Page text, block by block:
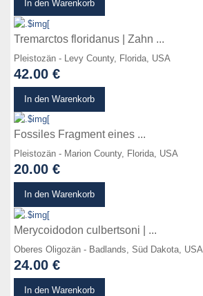
In den Warenkorb
Tremarctos floridanus | Zahn ...
Pleistozän - Levy County, Florida, USA
42.00 €
In den Warenkorb
Fossiles Fragment eines ...
Pleistozän - Marion County, Florida, USA
20.00 €
In den Warenkorb
Merycoidodon culbertsoni | ...
Oberes Oligozän - Badlands, Süd Dakota, USA
24.00 €
In den Warenkorb